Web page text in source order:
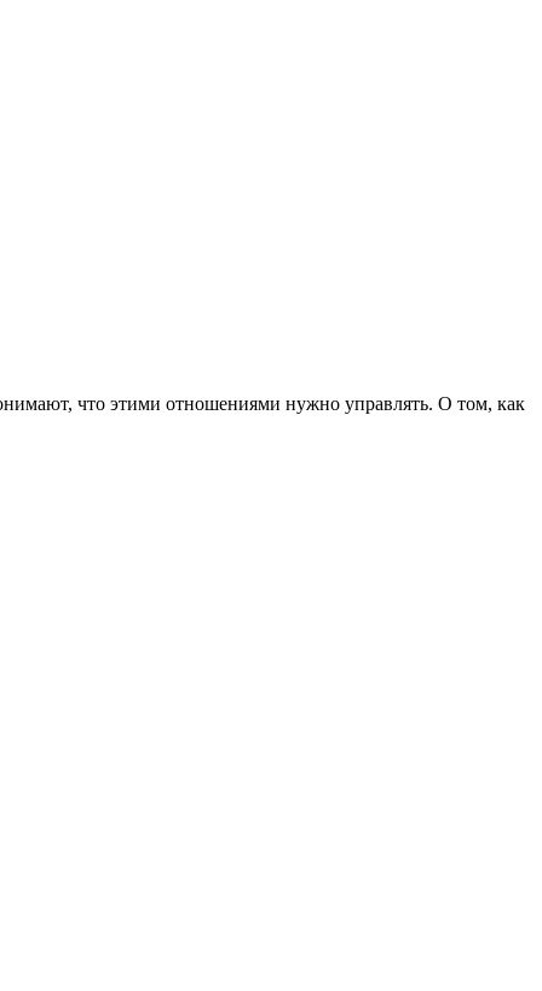
что этими отношениями нужно управлять. О том, как